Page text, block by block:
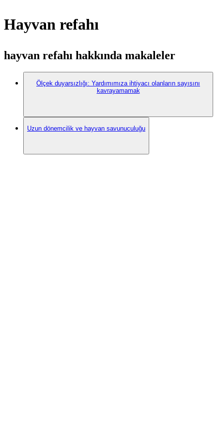
Hayvan refahı
hayvan refahı hakkında makaleler
Ölçek duyarsızlığı: Yardımımıza ihtiyacı olanların sayısını
kavrayamamak
Uzun dönemcilik ve hayvan savunuculuğu